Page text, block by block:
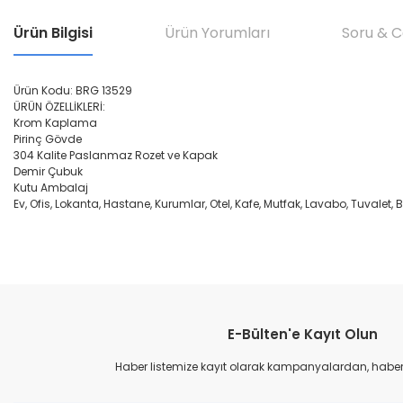
Ürün Bilgisi Ürün Yorumları Soru &
Ürün Kodu: BRG 13529
ÜRÜN ÖZELLİKLERİ:
Krom Kaplama
Pirinç Gövde
304 Kalite Paslanmaz Rozet ve Kapak
Demir Çubuk
Kutu Ambalaj
Ev, Ofis, Lokanta, Hastane, Kurumlar, Otel, Kafe, Mutfak, Lavabo,
Ürün resmi kalitesiz, bozuk veya görüntülenemiyor.
Ürün açıklamasında eksik bilgiler bulunuyor.
E-Bülten'e Kayıt Olun
Haber listemize kayıt olarak kampanyalardan,